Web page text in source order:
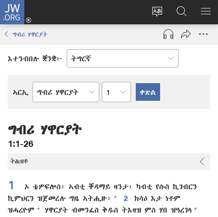
JW.ORG
ቋንቋ
ወብ
ሳይት
እቶ
(opens
window)
ኣብ
JW.ORG
ድለ
ግብሪ ሃዋርያት
እተንብበሉ ቛንቋ፦
ኣርኢ
መጻሕፍቲ
ምዕራፍ
ግብሪ ሃዋርያት
1:1-26
ትሕዝቶ
1
ኦ ቴዎፍሎስ፡ ኣብቲ ቐዳማይ ዛንታ፡ ካብቲ የሱስ ኪገብርን
ኪምህርን ዝጀመረሉ ግዜ ኣትሒዙ፡
+ 2
ክሳዕ እታ ነቶም
ዝሓረዮም + ሃዋርያት ብመንፈስ ቅዱስ ትእዛዝ ምስ ሃበ ዝዓረገላ +